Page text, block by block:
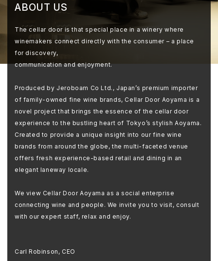
ABOUT US
The cellar door is that special place in a winery where
winemakers connect directly with the consumer – a place
for discovery,
communication and enjoyment.
Produced by Jeroboam Co Ltd., Japan’s premium importer
of family-owned fine wine brands, Cellar Door Aoyama is a
novel project that brings the essence of the cellar door
experience to the bustling heart of Tokyo’s stylish Aoyama.
Created to provide a unique insight into our fine wine
brands from around the globe, the multi-faceted venue
offers fresh experience-based retail and dining in an
elegant laneway locale.
We view Cellar Door Aoyama as a social enterprise
connecting wine and people. We invite you to visit, consult
with our expert staff, relax and enjoy.
Carl Robinson, CEO